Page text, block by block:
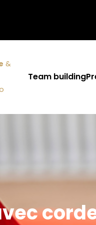
&
Team building